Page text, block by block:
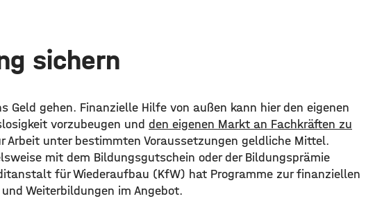
sichern
Geld gehen. Finanzielle Hilfe von außen kann hier den eigenen
vorzubeugen und den eigenen Markt an Fachkräften zu
Arbeit unter bestimmten Voraussetzungen geldliche Mittel.
mit dem Bildungsgutschein oder der Bildungsprämie
für Wiederaufbau (KfW) hat Programme zur finanziellen
Weiterbildungen im Angebot.